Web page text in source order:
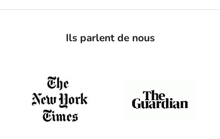
Ils parlent de nous